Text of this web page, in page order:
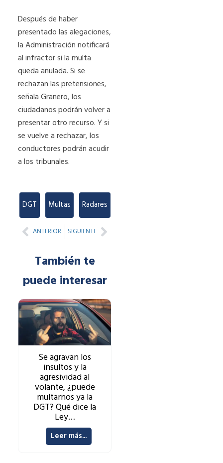
Después de haber
presentado las alegaciones,
la Administración notificará
al infractor si la multa
queda anulada. Si se
rechazan las pretensiones,
señala Granero, los
ciudadanos podrán volver a
presentar otro recurso. Y si
se vuelve a rechazar, los
conductores podrán acudir
a los tribunales.
DGT Multas Radares
Prev
ANTERIOR SIGUIENTENext
También te
puede interesar
Se agravan los
insultos y la
agresividad al
volante, ¿puede
multarnos ya la
DGT? Qué dice la
Ley…
Leer más...